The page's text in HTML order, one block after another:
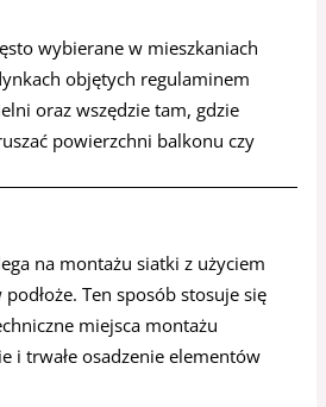
wybierane w mieszkaniach
objętych regulaminem
oraz wszędzie tam, gdzie
powierzchni balkonu czy
na montażu siatki z użyciem
Ten sposób stosuje się
miejsca montażu
i trwałe osadzenie elementów